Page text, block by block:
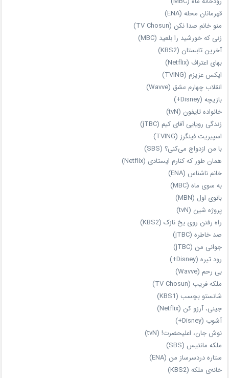
قهرمانان محله (ENA)
منو خانم صدا نکن (TV Chosun)
زنی که خورشید را بلعید (MBC)
آخرین تابستان (KBS2)
بهای اعتراف (Netflix)
ایکس عزیزم (TVING)
انقلاب چهارم عشق (Wavve)
بازیچه (Disney+)
خانواده تایفون (tvN)
زندگی رویایی آقای کیم (jTBC)
اسپیریت فینگرز (TVING)
با من ازدواج می‌کنی؟ (SBS)
همان‌ طور که کنارم ایستادی (Netflix)
خانم ناشناس (ENA)
به سوی ماه (MBC)
بانوی اول (MBN)
پروژه شین (tvN)
راه رفتن روی یخ نازک (KBS2)
صد خاطره (jTBC)
جوانی من (jTBC)
رود تیره (Disney+)
بی‌ رحم (Wavve)
ملکه فریب (TV Chosun)
شانستو بچسب (KBS1)
جینی، آرزو کن (Netflix)
آشوب (Disney+)
نوش جان، اعلیحضرت! (tvN)
ملکه‌ مانتیس (SBS)
ستاره دردسرساز من (ENA)
خانه‌ی ملکه (KBS2)